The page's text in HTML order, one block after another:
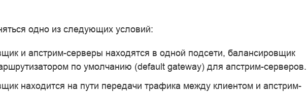
одно из следующих условий:
и апстрим-серверы находятся в одной подсети, балансировщик
по умолчанию (default gateway) для апстрим-серверов.
находится на пути передачи трафика между клиентом и апстрим-